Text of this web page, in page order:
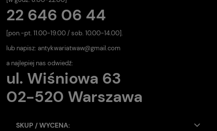
22 646 06 44
[pon.-pt. 11.00-19.00 / sob. 10.00-14.00].
lub napisz: antykwariatwaw@gmail.com
a najlepiej nas odwiedź:
ul. Wiśniowa 63
02-520 Warszawa
SKUP / WYCENA: